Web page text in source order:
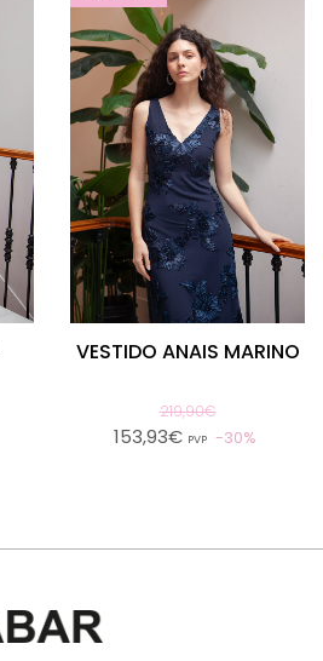
VESTIDO ANAIS MARINO
219,90€
153,93€ PVP 30%